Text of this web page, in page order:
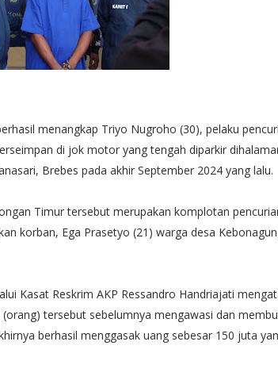
menangkap Triyo Nugroho (30), pelaku
di jok motor yang tengah diparkir
Brebes pada akhir September 2024 yang lalu.
Timur tersebut merupakan komplotan
korban, Ega Prasetyo (21) warga desa
Kasat Reskrim AKP Ressandro Handriajati
tersebut sebelumnya mengawasi dan
berhasil menggasak uang sebesar 150 juta